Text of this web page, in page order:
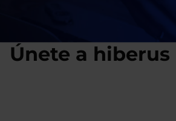
Únete a hiberus